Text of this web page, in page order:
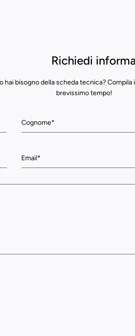
Richiedi
hai bisogno della scheda tecnica?
brevissimo tempo!